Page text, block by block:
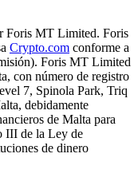
Foris MT Limited. Foris
Crypto.com conforme a
Foris MT Limited
con número de registro
7, Spinola Park, Triq
debidamente
de Malta para
III de la Ley de
de dinero